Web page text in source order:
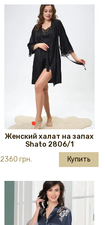
Женский халат на запах
Shato 2806/1
2360 грн.
Купить